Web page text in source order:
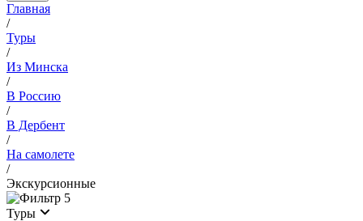
Главная
/
Туры
/
Из Минска
/
В Россию
/
В Дербент
/
На самолете
/
Экскурсионные
5
Туры